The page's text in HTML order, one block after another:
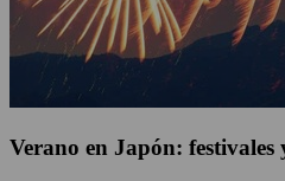
Verano en Japón: